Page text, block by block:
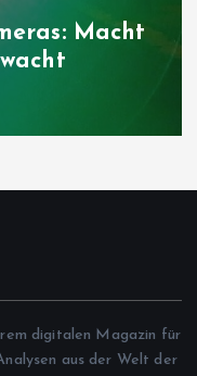
Macht
digitalen Magazin für
aus der Welt der